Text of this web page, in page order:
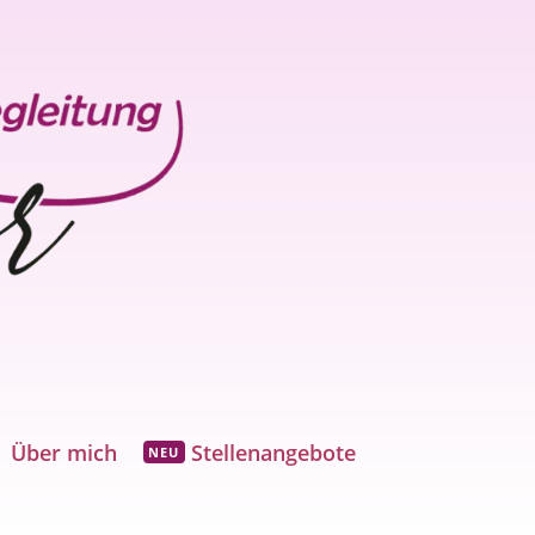
Über mich Stellenangebote